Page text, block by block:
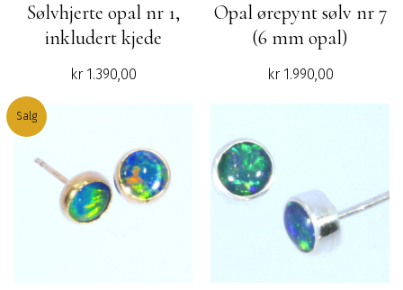
Sølvhjerte opal nr 1,
inkludert kjede
kr1.390,00
Opal ørepynt sølv nr 7
(6 mm opal)
kr1.990,00
Salg